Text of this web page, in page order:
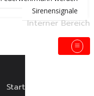
Sirenensignale
Interner Bereich
Start